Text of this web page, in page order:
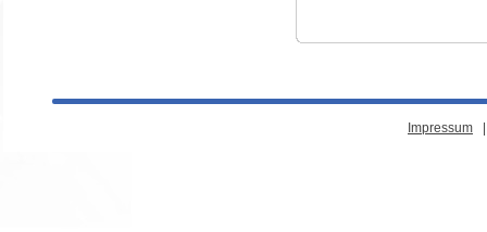
Impressum